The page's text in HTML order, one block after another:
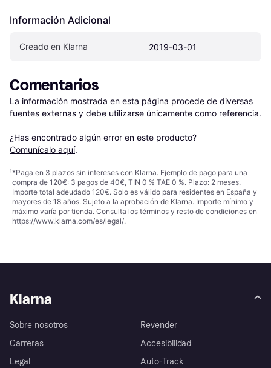
Información Adicional
Creado en Klarna 2019-03-01
Comentarios
La información mostrada en esta página procede de diversas
fuentes externas y debe utilizarse únicamente como referencia.
¿Has encontrado algún error en este producto?
Comunícalo aquí.
¹*Paga en 3 plazos sin intereses con Klarna. Ejemplo de pago para una
compra de 120€: 3 pagos de 40€, TIN 0 % TAE 0 %. Plazo: 2 meses.
Importe total adeudado 120€. Solo es válido para residentes en España y
mayores de 18 años. Sujeto a la aprobación de Klarna. Importe mínimo y
máximo varía por tienda. Consulta los términos y resto de condiciones en
https://www.klarna.com/es/legal/.
Klarna
Sobre nosotros
Carreras
Legal
Revender
Accesibilidad
Auto-Track